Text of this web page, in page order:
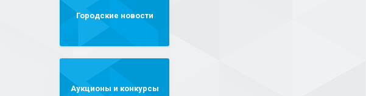
Городские новости
Аукционы и конкурсы